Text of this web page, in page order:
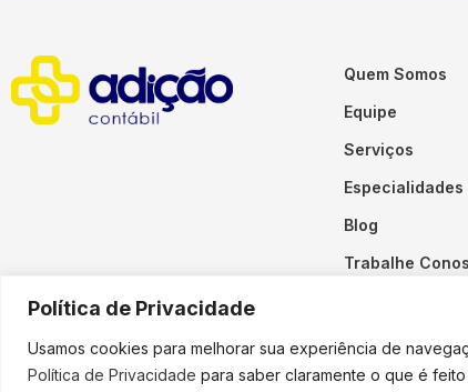
Política de Privacidade
Usamos cookies para melhorar sua experiência de
Política de Privacidade para saber claramente o que é
Quem Somos
Equipe
Serviços
Especialidades
Blog
Trabalhe